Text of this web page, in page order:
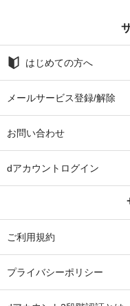
はじめての方へ
メールサービス登録/解除
お問い合わせ
dアカウントログイン
ご利用規約
プライバシーポリシー